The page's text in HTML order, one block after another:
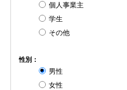
個人事業主
学生
その他
性別：
男性
女性